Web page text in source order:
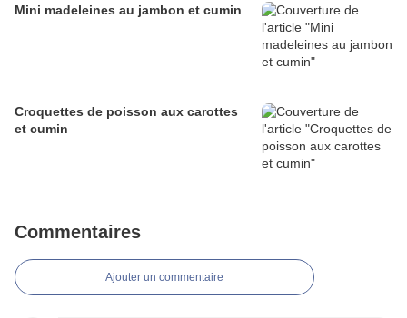
Mini madeleines au jambon et cumin
Croquettes de poisson aux carottes
et cumin
Commentaires
Ajouter un commentaire